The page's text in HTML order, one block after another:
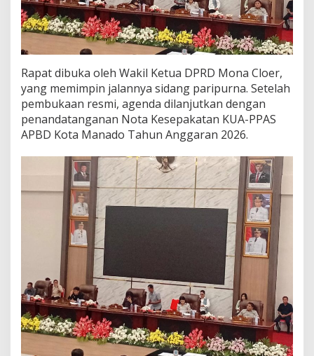
A
S
A
P
D
2
0
2
Rapat dibuka oleh Wakil Ketua DPRD Mona Cloer,
yang memimpin jalannya sidang paripurna. Setelah
pembukaan resmi, agenda dilanjutkan dengan
penandatanganan Nota Kesepakatan KUA-PPAS
APBD Kota Manado Tahun Anggaran 2026.